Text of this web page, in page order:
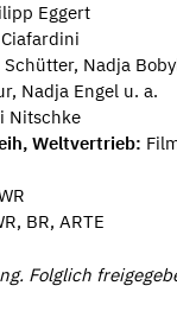
Eggert
Schütter, Nadja
Nadja Engel u. a.
Nitschke
Weltvertrieb:
BR, ARTE
Folglich